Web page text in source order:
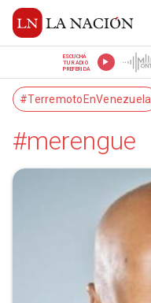
ESCUCHÁ
TU RADIO
PREFERIDA
#TerremotoEnVenezuela
#merengue